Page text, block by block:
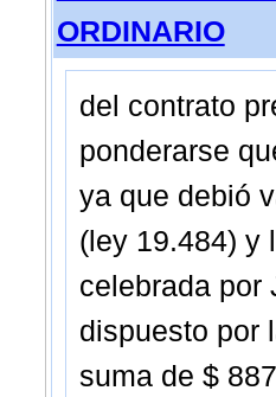
ORDINARIO
del contrato
ponderarse
ya que debió
(ley 19.484) y
celebrada por
dispuesto por
suma de $